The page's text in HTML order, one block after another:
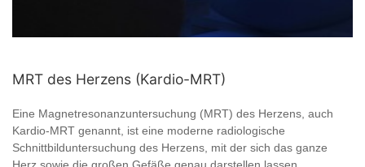
MRT des Herzens (Kardio-MRT)
Eine Magnetresonanzuntersuchung (MRT) des Herzens, auch
Kardio-MRT genannt, ist eine moderne radiologische
Schnittbilduntersuchung des Herzens, mit der sich das ganze